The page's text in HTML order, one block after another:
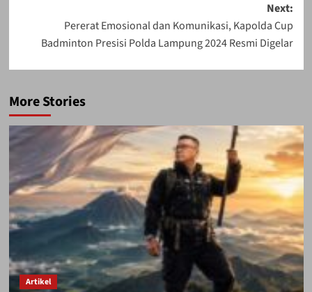
Next:
Pererat Emosional dan Komunikasi, Kapolda Cup
Badminton Presisi Polda Lampung 2024 Resmi Digelar
More Stories
Artikel